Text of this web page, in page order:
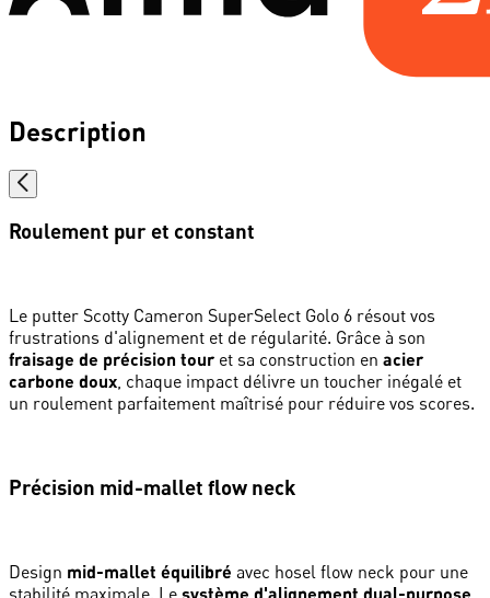
Description
Roulement pur et constant
Le putter Scotty Cameron SuperSelect Golo 6 résout vos
frustrations d'alignement et de régularité. Grâce à son
fraisage de précision tour et sa construction en acier
carbone doux, chaque impact délivre un toucher inégalé et
un roulement parfaitement maîtrisé pour réduire vos scores.
Précision mid-mallet flow neck
Design mid-mallet équilibré avec hosel flow neck pour une
stabilité maximale. Le système d'alignement dual-purpose